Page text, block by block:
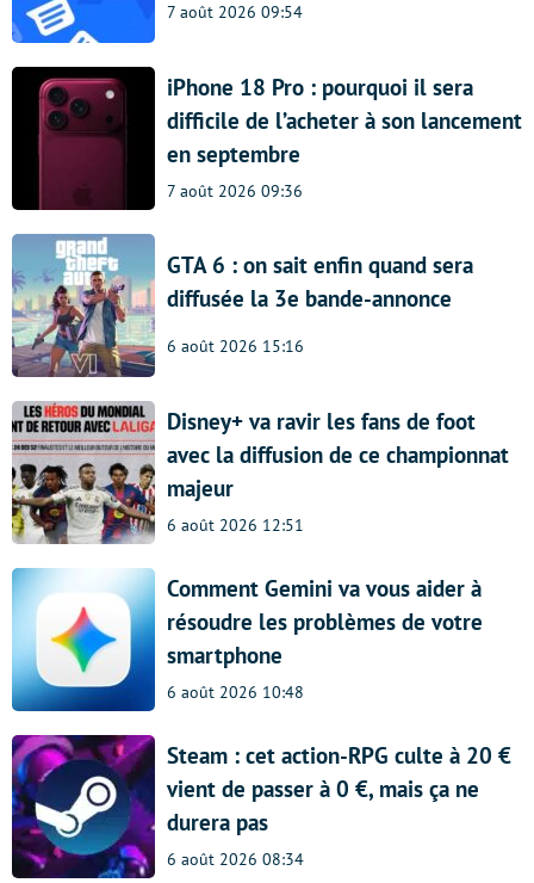
7 août 2026 09:54
iPhone 18 Pro : pourquoi il sera
difficile de l’acheter à son lancement
en septembre
7 août 2026 09:36
GTA 6 : on sait enfin quand sera
diffusée la 3e bande-annonce
6 août 2026 15:16
Disney+ va ravir les fans de foot
avec la diffusion de ce championnat
majeur
6 août 2026 12:51
Comment Gemini va vous aider à
résoudre les problèmes de votre
smartphone
6 août 2026 10:48
Steam : cet action-RPG culte à 20 €
vient de passer à 0 €, mais ça ne
durera pas
6 août 2026 08:34